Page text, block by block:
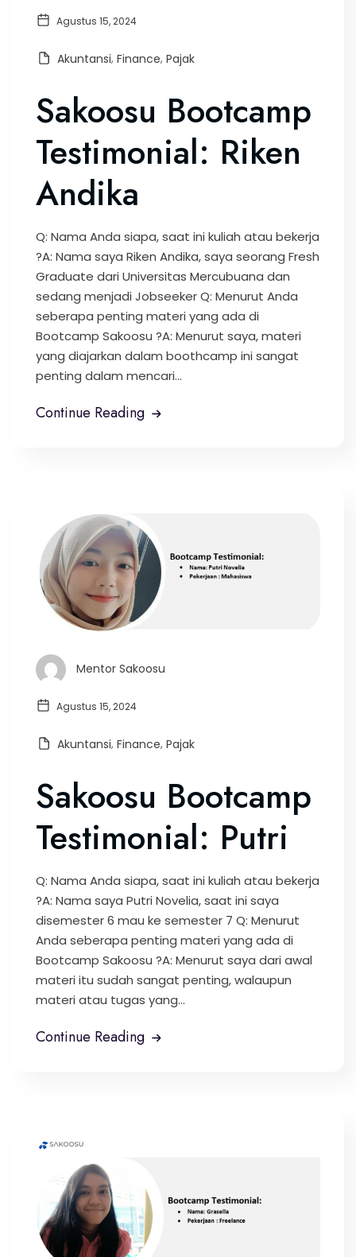
Agustus 15, 2024
Akuntansi, Finance, Pajak
Sakoosu Bootcamp
Testimonial: Riken
Andika
Q: Nama Anda siapa, saat ini kuliah atau bekerja
?A: Nama saya Riken Andika, saya seorang Fresh
Graduate dari Universitas Mercubuana dan
sedang menjadi Jobseeker Q: Menurut Anda
seberapa penting materi yang ada di
Bootcamp Sakoosu ?A: Menurut saya, materi
yang diajarkan dalam boothcamp ini sangat
penting dalam mencari...
Continue Reading
Mentor Sakoosu
Agustus 15, 2024
Akuntansi, Finance, Pajak
Sakoosu Bootcamp
Testimonial: Putri
Q: Nama Anda siapa, saat ini kuliah atau bekerja
?A: Nama saya Putri Novelia, saat ini saya
disemester 6 mau ke semester 7 Q: Menurut
Anda seberapa penting materi yang ada di
Bootcamp Sakoosu ?A: Menurut saya dari awal
materi itu sudah sangat penting, walaupun
materi atau tugas yang...
Continue Reading